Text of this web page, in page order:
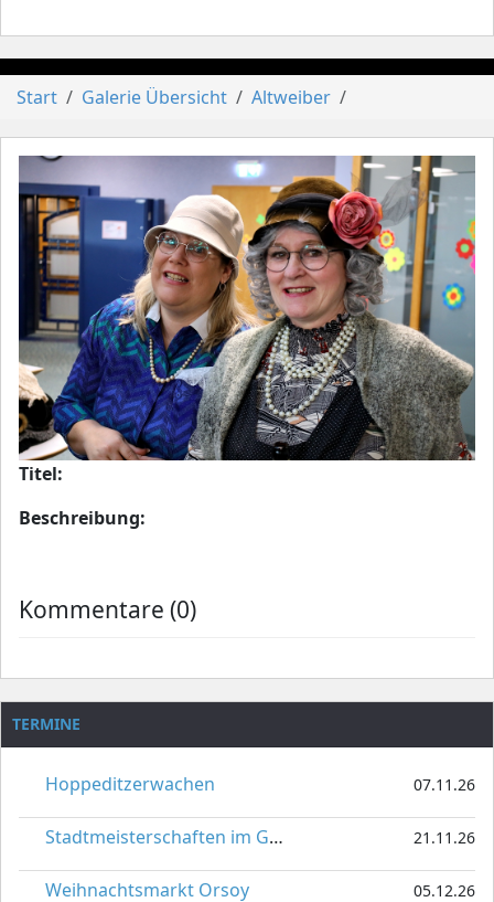
Start Galerie Übersicht Altweiber
Titel:
Beschreibung:
Kommentare (0)
TERMINE
Hoppeditzerwachen 07.11.26
Stadtmeisterschaften im Gardetanz 21.11.26
Weihnachtsmarkt Orsoy 05.12.26